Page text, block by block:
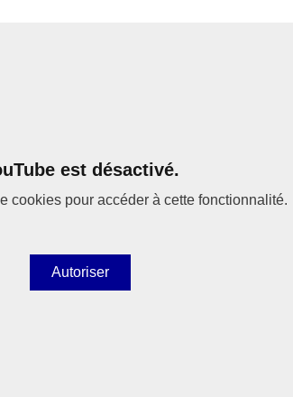
est désactivé.
cookies pour accéder à cette fonctionnalité.
Autoriser